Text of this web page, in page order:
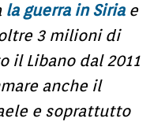
la guerra in Siriae
3 milioni di
il Libano dal 2011
anche il
e soprattutto